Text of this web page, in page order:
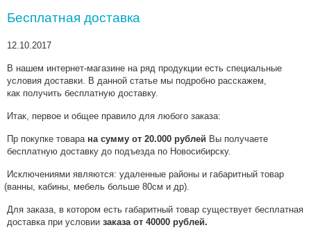
Бесплатная доставка
12.10.2017
В нашем интернет-магазине на ряд продукции есть специальные
условия доставки. В данной статье мы подробно расскажем,
как получить бесплатную доставку.
Итак, первое и общее правило для любого заказа:
Пр покупке товара на сумму от 20.000 рублей Вы получаете
бесплатную доставку до подъезда по Новосибирску.
Исключениями являются: удаленные районы и габаритный товар
(ванны, кабины, мебель больше 80см и др).
Для заказа, в котором есть габаритный товар существует бесплатная
доставка при условии заказа от 40000 рублей.